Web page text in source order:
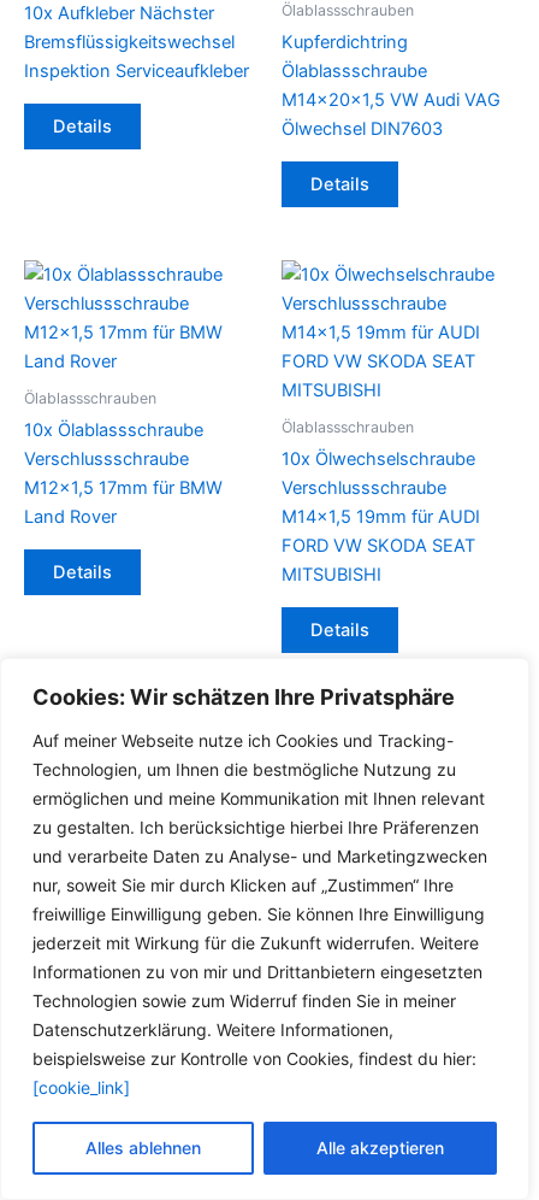
Cookies: Wir schätzen Ihre Privatsphäre
Auf meiner Webseite nutze ich Cookies und Tracking-
Technologien, um Ihnen die bestmögliche Nutzung zu
ermöglichen und meine Kommunikation mit Ihnen relevant
zu gestalten. Ich berücksichtige hierbei Ihre Präferenzen
und verarbeite Daten zu Analyse- und Marketingzwecken
nur, soweit Sie mir durch Klicken auf „Zustimmen“ Ihre
freiwillige Einwilligung geben. Sie können Ihre Einwilligung
jederzeit mit Wirkung für die Zukunft widerrufen. Weitere
Informationen zu von mir und Drittanbietern eingesetzten
Technologien sowie zum Widerruf finden Sie in meiner
Datenschutzerklärung. Weitere Informationen,
beispielsweise zur Kontrolle von Cookies, findest du hier:
[cookie_link]
Alles ablehnen Alle akzeptieren
10x Aufkleber Nächster
Bremsflüssigkeitswechsel
Inspektion Serviceaufkleber
Details
Ölablassschrauben
Kupferdichtring
Ölablassschraube
M14x20x1,5 VW Audi VAG
Ölwechsel DIN7603
Details
Dieses
Varianten
auf.
Die
Optionen
auf
der
Produktseite
gewählt
werden
Ölablassschrauben
10x Ölablassschraube
Verschlussschraube
M12x1,5 17mm für BMW
Land Rover
Details
Ölablassschrauben
10x Ölwechselschraube
Verschlussschraube
M14x1,5 19mm für AUDI
FORD VW SKODA SEAT
MITSUBISHI
Details
10x MOBIL
Ölwechselanhänger,
Ölwechselzettel,
Inspektionszettel
Details
NICHT VORRÄTIG
50x MOBIL
Ölwechselanhänger,
Ölwechselzettel,
Inspektionszettel
Details
NICHT VORRÄTIG